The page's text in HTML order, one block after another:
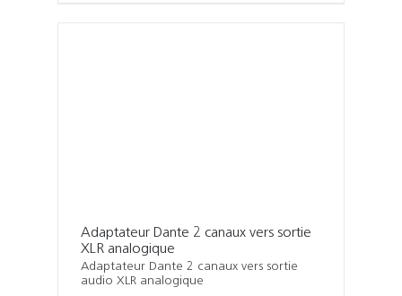
Adaptateur Dante 2 canaux vers sortie
XLR analogique
Adaptateur Dante 2 canaux vers sortie
audio XLR analogique